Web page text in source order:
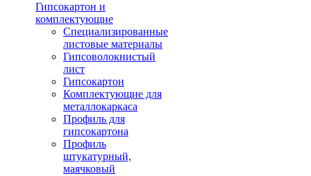
Гипсокартон и
комплектующие
Специализированные
листовые материалы
Гипсоволокнистый
лист
Гипсокартон
Комплектующие для
металлокаркаса
Профиль для
гипсокартона
Профиль
штукатурный,
маячковый